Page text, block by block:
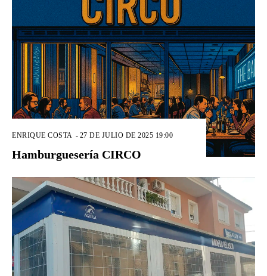
ENRIQUE COSTA - 27 DE JULIO DE 2025 19:00
Hamburguesería CIRCO